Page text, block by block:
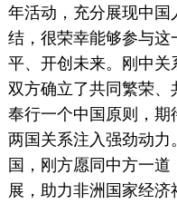
年活动，充分展现中国
结，很荣幸能够参与
平、开创未来。刚中
双方确立了共同繁荣、
奉行一个中国原则，
两国关系注入强劲动
国，刚方愿同中方一
展，助力非洲国家经